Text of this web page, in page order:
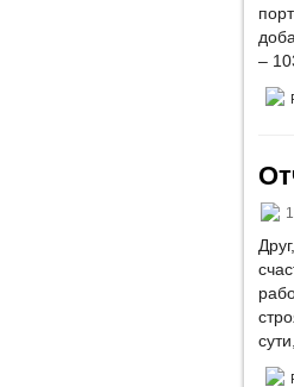
–